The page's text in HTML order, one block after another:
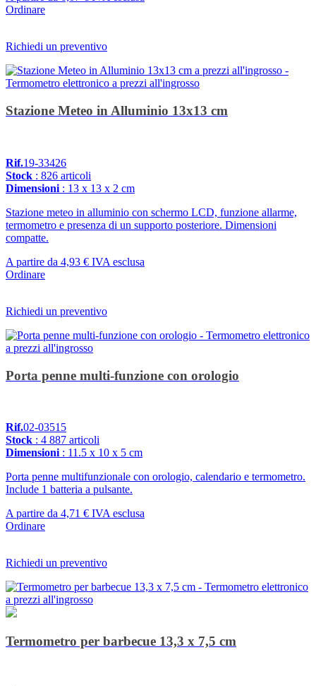
Ordinare
Richiedi un preventivo
Stazione Meteo in Alluminio 13x13 cm
Rif.19-33426
Stock : 826 articoli
Dimensioni : 13 x 13 x 2 cm
Stazione meteo in alluminio con schermo LCD, funzione allarme,
termometro e presenza di un supporto posteriore. Dimensioni
compatte.
A partire da 4,93 € IVA esclusa
Ordinare
Richiedi un preventivo
Porta penne multi-funzione con orologio
Rif.02-03515
Stock : 4 887 articoli
Dimensioni : 11.5 x 10 x 5 cm
Porta penne multifunzionale con orologio, calendario e termometro.
Include 1 batteria a pulsante.
A partire da 4,71 € IVA esclusa
Ordinare
Richiedi un preventivo
Termometro per barbecue 13,3 x 7,5 cm